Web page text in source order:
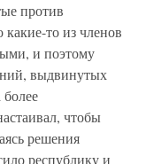
против
какие-то из членов
и поэтому
выдвинутых
чтобы
решения
республику и